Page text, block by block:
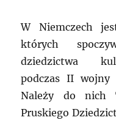
W Niemczech
których
dziedzictwa
podczas II wojny
Należy do nich
Pruskiego